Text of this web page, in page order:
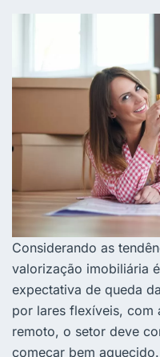
Considerando as
valorização imobiliária
expectativa de queda
por lares flexíveis, com
remoto, o setor deve
começar bem aquecido.